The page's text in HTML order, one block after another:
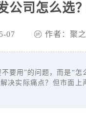
公司怎么选
07 作者：聚
用”的问题，而是“怎
决实际痛点？但市面